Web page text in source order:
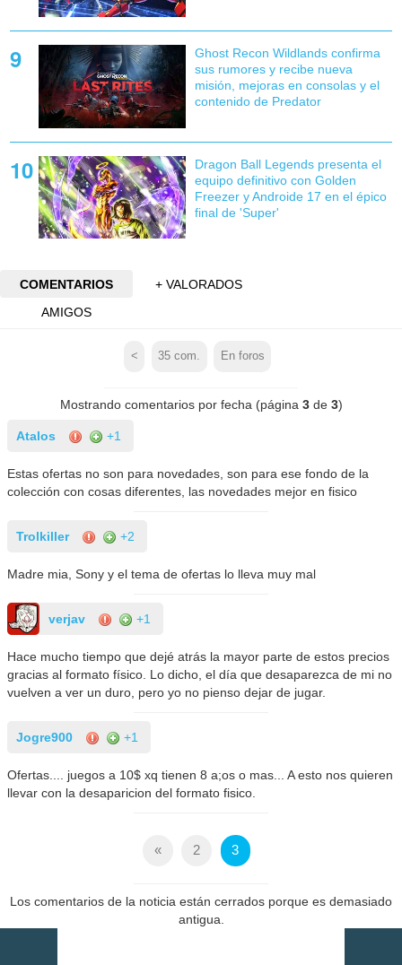
Ghost Recon Wildlands confirma
sus rumores y recibe nueva
misión, mejoras en consolas y el
contenido de Predator
Dragon Ball Legends presenta el
equipo definitivo con Golden
Freezer y Androide 17 en el épico
final de 'Super'
COMENTARIOS
+ VALORADOS
AMIGOS
< 35 com. En foros
Mostrando comentarios por fecha (página 3de 3)
Atalos +1
Estas ofertas no son para novedades, son para ese fondo de la
colección con cosas diferentes, las novedades mejor en fisico
Trolkiller +2
Madre mia, Sony y el tema de ofertas lo lleva muy mal
verjav +1
Hace mucho tiempo que dejé atrás la mayor parte de estos precios
gracias al formato físico. Lo dicho, el día que desaparezca de mi no
vuelven a ver un duro, pero yo no pienso dejar de jugar.
Jogre900 +1
Ofertas.... juegos a 10$ xq tienen 8 a;os o mas... A esto nos quieren
llevar con la desaparicion del formato fisico.
« 2 3
Los comentarios de la noticia están cerrados porque es demasiado
antigua.